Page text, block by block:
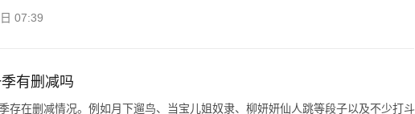
07:39
有删减吗
存在删减情况。例如月下遛鸟、当宝儿姐奴隶、柳妍妍仙人跳等段子以及不少打斗